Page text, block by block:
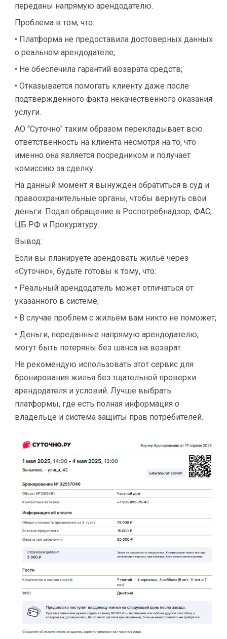
переданы напрямую арендодателю.
Проблема в том, что:
• Платформа не предоставила достоверных данных
о реальном арендодателе;
• Не обеспечила гарантий возврата средств;
• Отказывается помогать клиенту даже после
подтверждённого факта некачественного оказания
услуги.
АО "Суточно" таким образом перекладывает всю
ответственность на клиента несмотря на то, что
именно она является посредником и получает
комиссию за сделку.
На данный момент я вынужден обратиться в суд и
правоохранительные органы, чтобы вернуть свои
деньги. Подал обращение в Роспотребнадзор, ФАС,
ЦБ РФ и Прокуратуру.
Вывод:
Если вы планируете арендовать жильё через
«Суточно», будьте готовы к тому, что:
• Реальный арендодатель может отличаться от
указанного в системе;
• В случае проблем с жильём вам никто не поможет;
• Деньги, переданные напрямую арендодателю,
могут быть потеряны без шанса на возврат.
Не рекомендую использовать этот сервис для
бронирования жилья без тщательной проверки
арендодателя и условий. Лучше выбрать
платформы, где есть полная информация о
владельце и система защиты прав потребителей.